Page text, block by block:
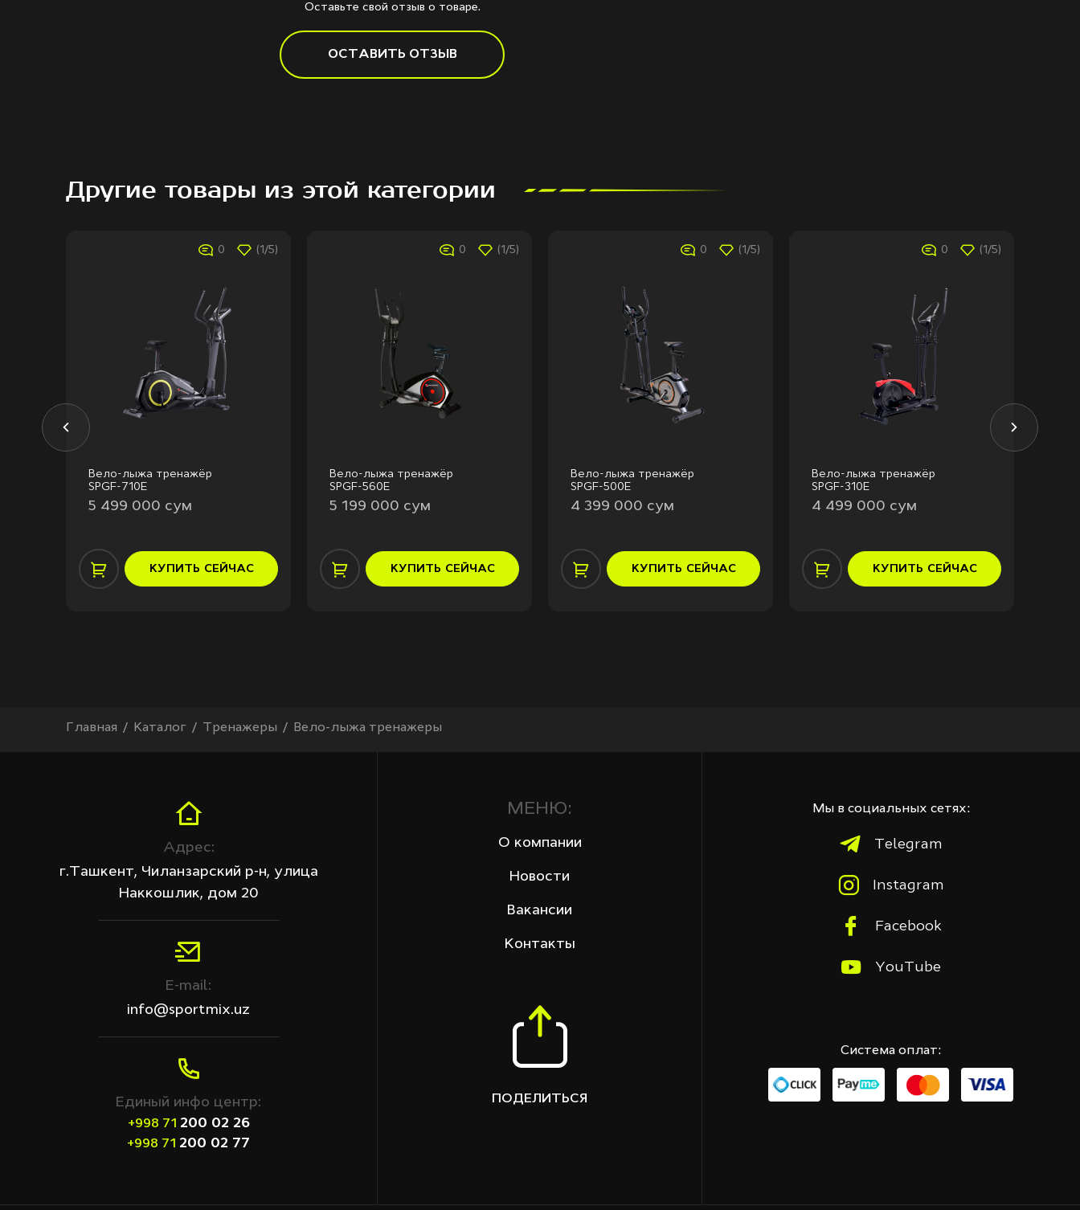
Оставьте свой отзыв о товаре.
ОСТАВИТЬ ОТЗЫВ
Другие товары из этой категории
0 (1/5)
Вело-лыжа тренажёр
SPGF-710E
5 499 000 сум
КУПИТЬ СЕЙЧАС
0 (1/5)
Вело-лыжа тренажёр
SPGF-560E
5 199 000 сум
КУПИТЬ СЕЙЧАС
0 (1/5)
Вело-лыжа тренажёр
SPGF-500E
4 399 000 сум
КУПИТЬ СЕЙЧАС
0 (1/5)
Вело-лыжа тренажёр
SPGF-310E
4 499 000 сум
КУПИТЬ СЕЙЧАС
Главная Каталог Тренажеры Вело-лыжа тренажеры
Адрес:
г.Ташкент, Чиланзарский р-н, улица
Наккошлик, дом 20
E-mail:
info@sportmix.uz
Единый инфо центр:
+998 71 200 02 26
+998 71 200 02 77
МЕНЮ:
О компании
Новости
Вакансии
Контакты
ПОДЕЛИТЬСЯ
Мы в социальных сетях:
Telegram
Instagram
Facebook
YouTube
Система оплат: